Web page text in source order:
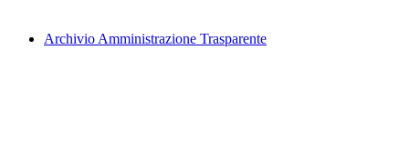
Archivio Amministrazione Trasparente